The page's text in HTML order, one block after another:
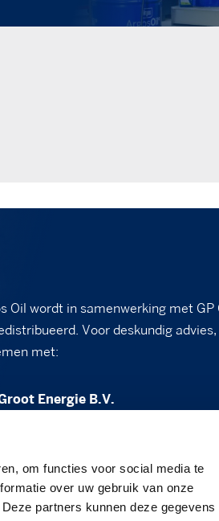
om functies voor social media te
over uw gebruik van onze
partners kunnen deze gegevens
Oil wordt in samenwerking met
Voor deskundig
met:
Energie B.V.
sales@gpgroot.nl
088 - 472 03 50